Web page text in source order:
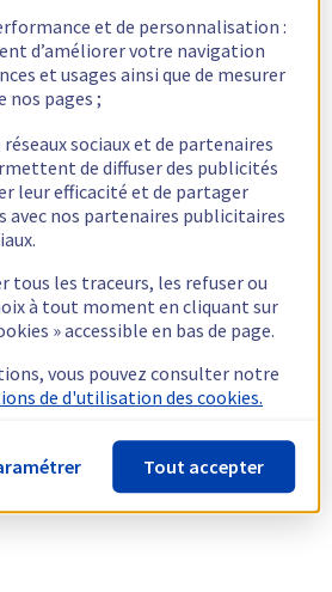
et de personnalisation :
d’améliorer votre navigation
et usages ainsi que de mesurer
nos pages ;
sociaux et de partenaires
de diffuser des publicités
leur efficacité et de partager
avec nos partenaires publicitaires
tous les traceurs, les refuser ou
à tout moment en cliquant sur
» accessible en bas de page.
vous pouvez consulter notre
de d'utilisation des cookies.
Tout accepter